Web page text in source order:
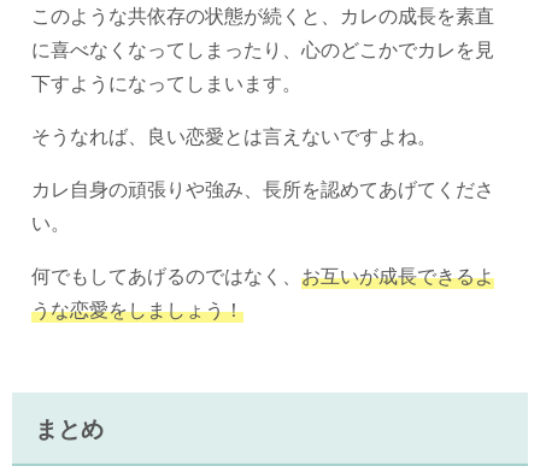
このような共依存の状態が続くと、カレの成長を素直
に喜べなくなってしまったり、心のどこかでカレを見
下すようになってしまいます。
そうなれば、良い恋愛とは言えないですよね。
カレ自身の頑張りや強み、長所を認めてあげてくださ
い。
何でもしてあげるのではなく、 お互いが成長できるよ
うな恋愛をしましょう！
まとめ